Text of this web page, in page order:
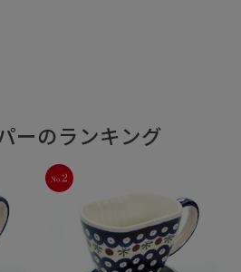
ーのランキング